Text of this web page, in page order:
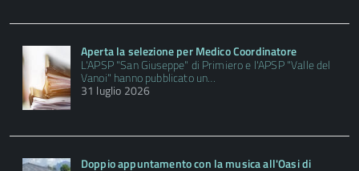
Aperta la selezione per Medico Coordinatore
L'APSP "San Giuseppe" di Primiero e l'APSP "Valle del
Vanoi" hanno pubblicato un…
31 luglio 2026
Doppio appuntamento con la musica all'Oasi di